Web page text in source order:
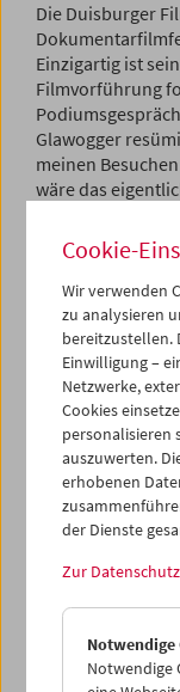
Die Duisburger
Einzigartig ist
Filmvorführung
Glawogger
meinen
wäre das
zum Opfer fiel –,
vorzustellen,
Klassikern und
anschließenden
einzuladen.
Alexander
Österreichischen
Menschen und
Paarungen
Filme Schneisen
erkennen.
Zu sehen sind
Cookie-
Wir verwenden
zu analysieren
bereitzustellen.
Einwilligung –
Netzwerke,
Cookies
personalisieren
auszuwerten.
erhobenen
der Dienste
Zur
Notwendige
Notwendige